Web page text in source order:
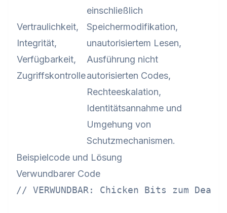
Vertraulichkeit,
Integrität,
Verfügbarkeit,
Zugriffskontrolle
einschließlich
Speichermodifikation,
unautorisiertem Lesen,
Ausführung nicht
autorisierten Codes,
Rechteeskalation,
Identitätsannahme und
Umgehung von
Schutzmechanismen.
Beispielcode und Lösung
Verwundbarer Code
// VERWUNDBAR: Chicken Bits zum